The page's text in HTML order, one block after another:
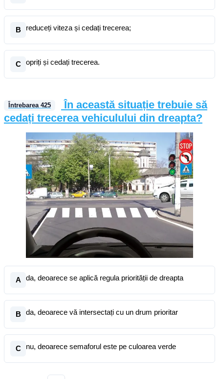
B reduceți viteza și cedați trecerea;
C opriți și cedați trecerea.
Întrebarea 425
În această situație trebuie să
cedați trecerea vehiculului din dreapta?
A da, deoarece se aplică regula priorității de dreapta
B da, deoarece vă intersectați cu un drum prioritar
C nu, deoarece semaforul este pe culoarea verde